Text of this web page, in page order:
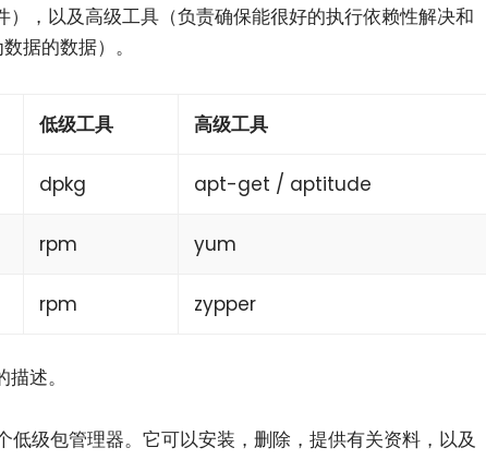
，以及高级工具（负责确保能很好的执行依赖性解决和
据的数据）。
低级工具 高级工具
dpkg apt-get / aptitude
rpm yum
rpm zypper
述。
级包管理器。它可以安装，删除，提供有关资料，以及